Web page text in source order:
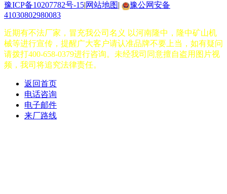
豫ICP备10207782号-15|网站地图|
豫公网安备
41030802980083
近期有不法厂家，冒充我公司名义 以河南隆中，隆中矿山机
械等进行宣传，提醒广大客户请认准品牌不要上当，如有疑问
请拨打400-658-0379进行咨询。未经我司同意擅自盗用图片视
频，我司将追究法律责任。
返回首页
电话咨询
电子邮件
来厂路线